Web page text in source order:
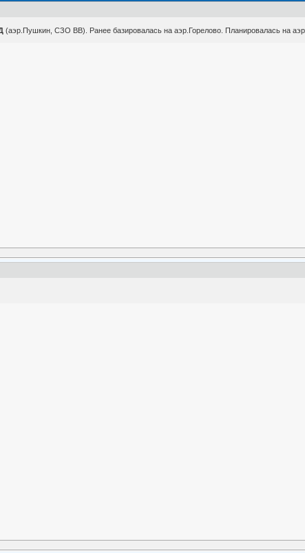
(аэр.Пушкин, СЗО ВВ). Ранее базировалась на аэр.Горелово. Планировалась на